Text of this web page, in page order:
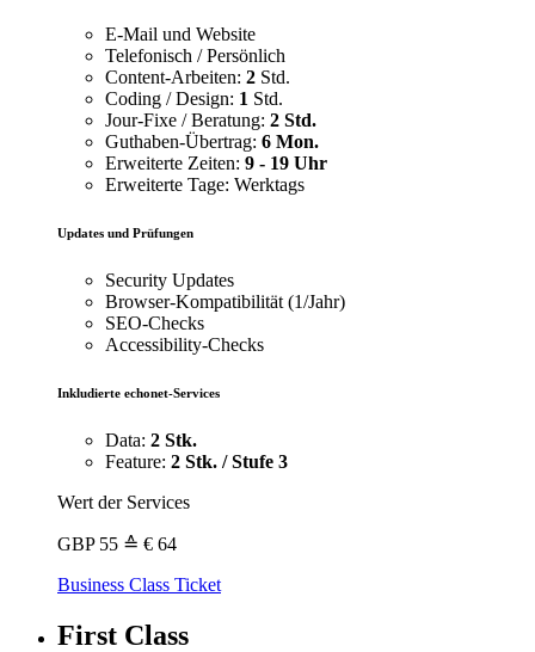
E-Mail und Website
Telefonisch / Persönlich
Content-Arbeiten: 2 Std.
Coding / Design: 1 Std.
Jour-Fixe / Beratung: 2 Std.
Guthaben-Übertrag: 6 Mon.
Erweiterte Zeiten: 9 - 19 Uhr
Erweiterte Tage: Werktags
Updates und Prüfungen
Security Updates
Browser-Kompatibilität (1/Jahr)
SEO-Checks
Accessibility-Checks
Inkludierte echonet-Services
Data: 2 Stk.
Feature: 2 Stk. / Stufe 3
Wert der Services
GBP 55 ≙ € 64
Business Class Ticket
First Class